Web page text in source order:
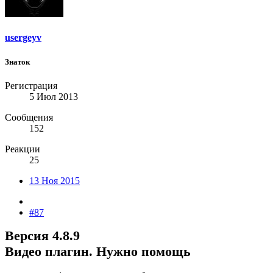
usergeyv
Знаток
Регистрация
5 Июл 2013
Сообщения
152
Реакции
25
13 Ноя 2015
#87
Версия 4.8.9
Видео плагин. Нужно помощь